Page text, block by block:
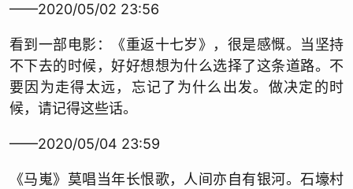
——2020/05/02 23:56
看到一部电影：《重返十七岁》，很是感慨。当坚持
不下去的时候，好好想想为什么选择了这条道路。不
要因为走得太远，忘记了为什么出发。做决定的时
候，请记得这些话。
——2020/05/04 23:59
《马嵬》莫唱当年长恨歌，人间亦自有银河。石壕村